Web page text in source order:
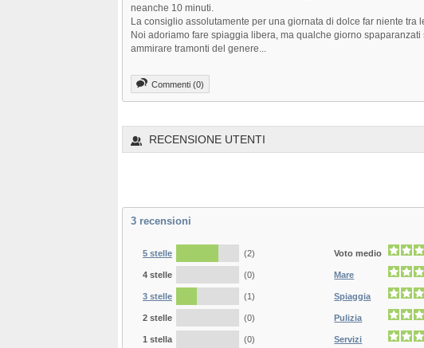
neanche 10 minuti.
La consiglio assolutamente per una giornata di dolce far niente tra
Noi adoriamo fare spiaggia libera, ma qualche giorno
ammirare tramonti del genere...
Commenti (0)
RECENSIONE UTENTI
3 recensioni
5 stelle (2)
4 stelle (0)
3 stelle (1)
2 stelle (0)
1 stella (0)
Voto medio
Mare
Spiaggia
Pulizia
Servizi